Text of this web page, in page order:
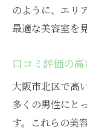
日常を彩
室の魅力
メンズ
スタイ
タイル
北区の
のように、エリ
最適な美容室を
口コミ評価の
大阪市北区で高
多くの男性にと
す。これらの美